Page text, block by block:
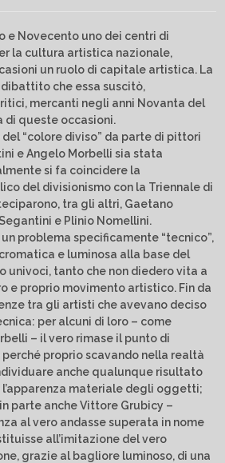
e Novecento uno dei centri di
la cultura artistica nazionale,
un ruolo di capitale artistica. La
che essa suscitò,
mercanti negli anni Novanta del
di queste occasioni.
del “colore diviso” da parte di pittori
e Angelo Morbelli sia stata
si fa coincidere la
del divisionismo con la Triennale di
tra gli altri, Gaetano
e Plinio Nomellini.
problema specificamente “tecnico”,
e luminosa alla base del
univoci, tanto che non diedero vita a
e proprio movimento artistico. Fin da
tra gli artisti che avevano deciso
per alcuni di loro – come
– il vero rimase il punto di
proprio scavando nella realtà
anche qualunque risultato
materiale degli oggetti;
parte anche Vittore Grubicy –
al vero andasse superata in nome
all’imitazione del vero
grazie al bagliore luminoso, di una